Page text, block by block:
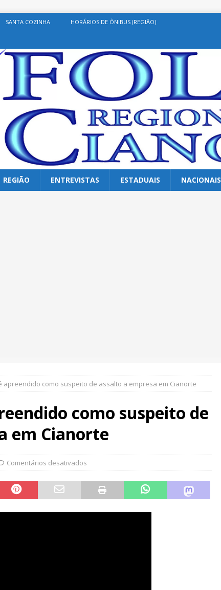
SANTA COZINHA HORÁRIOS DE ÔNIBUS (REGIÃO)
REGIÃO ENTREVISTAS ESTADUAIS NACIONAIS
apreendido como suspeito de assalto a empresa em Cianorte
como suspeito de
em Cianorte
Comentários desativados